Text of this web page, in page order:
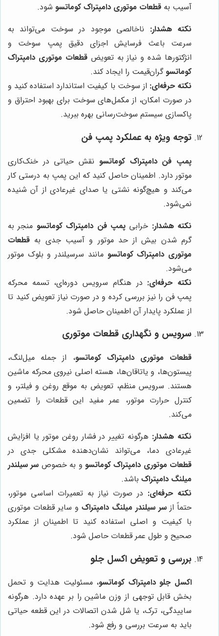
آسیب به قطعات موتوری دامپتراک کوماتسو شود.
نکته هشدار: ناخالصی موجود در سوخت می‌تواند به
سرعت باعث فرسایش اجزای دقیق پمپ سوخت و
انژکتورها شده و نیاز به تعویضقطعات موتوری دامپتراک
کوماتسوگران‌قیمت را ایجاد کند.
نکته حرفه‌ای: از سوخت با کیفیت استاندارد استفاده کنید و
در صورت امکان، از مکمل‌های سوخت برای بهبود احتراق و
پاکسازی سیستم سوخت‌رسانی بهره ببرید.
توجه ویژه به عملکرد پمپ فن
پمپ فن دامپتراک کوماتسو نقش حیاتی در خنک‌کاری
موتور دارد. اطمینان حاصل کنید که این پمپ به درستی کار
می‌کند و هیچ‌گونه نشتی یا صدای غیرعادی از آن شنیده
نمی‌شود.
نکته هشدار: خرابیپمپ فن دامپتراک کوماتسو منجر به
گرم شدن بیش از حد موتور و آسیب جدی به قطعات
موتوری دامپتراک کوماتسو مانند سرسیلندر و بلوک موتور
می‌شود.
نکته حرفه‌ای: در هنگام سرویس دوره‌ای، تسمه محرکه
پمپ فن را نیز بررسی کرده و در صورت نیاز تعویض کنید تا
از عملکرد پایدار آن اطمینان حاصل شود.
سرویس و نگهداری قطعات موتوری
قطعات موتوری دامپتراک کوماتسو، از جمله میل‌لنگ،
پیستون‌ها، و یاتاقان‌ها، هسته اصلی نیروی محرکه ماشین
هستند. سرویس منظم، تعویض به موقع روغن و فیلتر، و
کنترل حرارت موتور، عمر مفید این قطعات را تضمین
می‌کند.
نکته هشدار: هرگونه تغییر در فشار روغن موتور یا افزایش
غیرعادی دما، می‌تواند نشان‌دهنده مشکلی جدی در
قطعات موتوری دامپتراک کوماتسو و به خصوص سر سیلندر
میلنگ دامپتراک باشد.
نکته حرفه‌ای: در صورت نیاز به تعمیرات اساسی موتور،
حتماً از سر سیلندر میلنگ دامپتراک و سایر قطعات موتوری
با کیفیت و اصلی استفاده کنید تا اطمینان از عملکرد
صحیح و طول عمر قطعات حاصل شود.
بررسی و تعویض اکسل جلو
اکسل جلو دامپتراک کوماتسو، مسئولیت هدایت و تحمل
بخش قابل توجهی از وزن ماشین را بر عهده دارد. هرگونه
ساییدگی، ترک، یا شل شدن اتصالات در این قطعه حیاتی
باید به سرعت بررسی و رفع شود.